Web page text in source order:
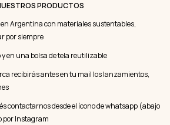
PRODUCTOS
Argentina con materiales sustentables,
por siempre
en una bolsa de tela reutilizable
recibirás antes en tu mail los lanzamientos,
contactarnos desde el ícono de whatsapp (abajo
por Instagram